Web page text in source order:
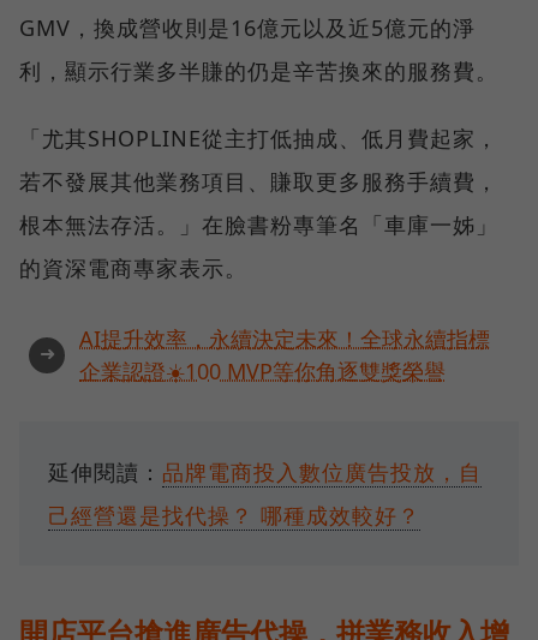
GMV，換成營收則是16億元以及近5億元的淨
利，顯示行業多半賺的仍是辛苦換來的服務費。
「尤其SHOPLINE從主打低抽成、低月費起家，
若不發展其他業務項目、賺取更多服務手續費，
根本無法存活。」在臉書粉專筆名「車庫一姊」
的資深電商專家表示。
➜
AI提升效率，永續決定未來！全球永續指標
企業認證☀️100 MVP等你角逐雙獎榮譽
延伸閱讀： 品牌電商投入數位廣告投放，自
己經營還是找代操？ 哪種成效較好？
開店平台搶進廣告代操，拼業務收入增